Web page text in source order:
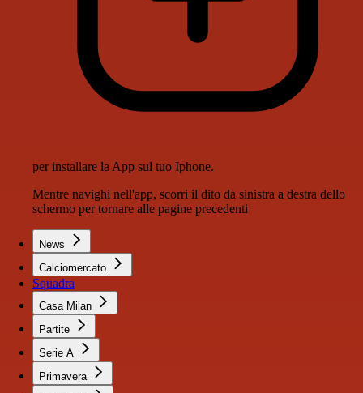
per installare la App sul tuo Iphone.
Mentre navighi nell'app, scorri il dito da sinistra a destra dello
schermo per tornare alle pagine precedenti
News
Calciomercato
Squadra
Casa Milan
Partite
Serie A
Primavera